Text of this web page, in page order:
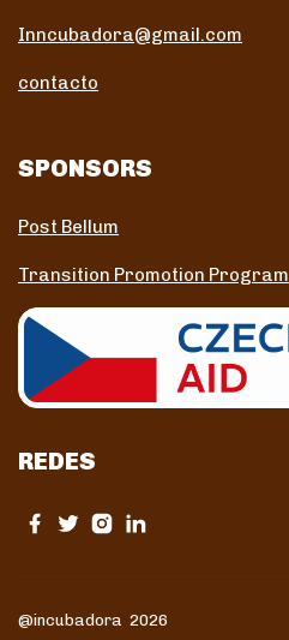
Inncubadora@gmail.com
contacto
SPONSORS
Post Bellum
Transition Promotion Program
REDES
@incubadora 2026